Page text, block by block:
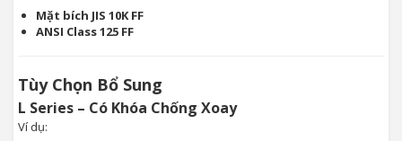
Mặt bích JIS 10K FF
ANSI Class 125 FF
Tùy Chọn Bổ Sung
L Series – Có Khóa Chống Xoay
Ví dụ: